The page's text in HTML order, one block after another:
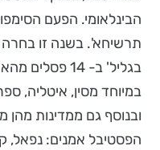
תרשיחא'. בשנה זו בחרה
בגליל' ב- 14
במיוחד מסין, איטליה,
ובנוסף גם ממדינות מהן
הפסטיבל אמנים: נפאל,